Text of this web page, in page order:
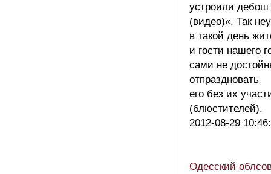
устроили
(видео)«. Так
в такой день
и гости нашего
сами не
отпраздновать
его без их
(блюстителей).
2012-08-29
Одесский